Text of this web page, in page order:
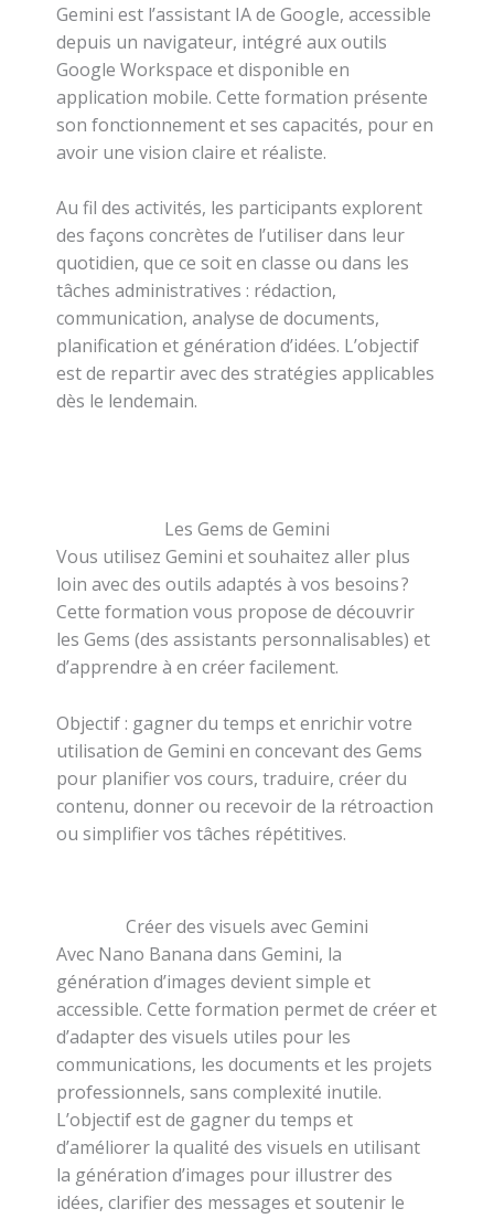
Gemini est l’assistant IA de Google, accessible
depuis un navigateur, intégré aux outils
Google Workspace et disponible en
application mobile. Cette formation présente
son fonctionnement et ses capacités, pour en
avoir une vision claire et réaliste.
Au fil des activités, les participants explorent
des façons concrètes de l’utiliser dans leur
quotidien, que ce soit en classe ou dans les
tâches administratives : rédaction,
communication, analyse de documents,
planification et génération d’idées. L’objectif
est de repartir avec des stratégies applicables
dès le lendemain.
Les Gems de Gemini
Vous utilisez Gemini et souhaitez aller plus
loin avec des outils adaptés à vos besoins ?
Cette formation vous propose de découvrir
les Gems (des assistants personnalisables) et
d’apprendre à en créer facilement.
Objectif : gagner du temps et enrichir votre
utilisation de Gemini en concevant des Gems
pour planifier vos cours, traduire, créer du
contenu, donner ou recevoir de la rétroaction
ou simplifier vos tâches répétitives.
Créer des visuels avec Gemini
Avec Nano Banana dans Gemini, la
génération d’images devient simple et
accessible. Cette formation permet de créer et
d’adapter des visuels utiles pour les
communications, les documents et les projets
professionnels, sans complexité inutile.
L’objectif est de gagner du temps et
d’améliorer la qualité des visuels en utilisant
la génération d’images pour illustrer des
idées, clarifier des messages et soutenir le